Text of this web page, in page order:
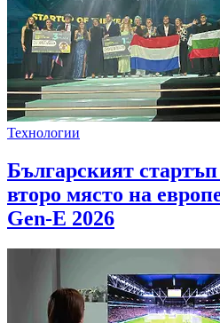
Технологии
Българският
второ място на
Gen-E 2026